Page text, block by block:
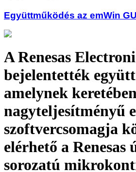
Együttműködés az emWin
A Renesas
bejelentették
amelynek
nagyteljesítményű
szoftvercsomagja
elérhető a
sorozatú